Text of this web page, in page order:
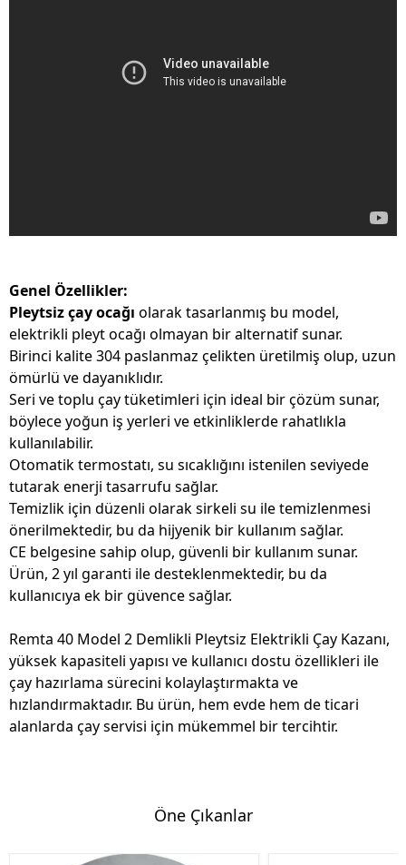
Genel Özellikler:
Pleytsiz çay ocağı olarak tasarlanmış bu model,
elektrikli pleyt ocağı olmayan bir alternatif sunar.
Birinci kalite 304 paslanmaz çelikten üretilmiş olup, uzun
ömürlü ve dayanıklıdır.
Seri ve toplu çay tüketimleri için ideal bir çözüm sunar,
böylece yoğun iş yerleri ve etkinliklerde rahatlıkla
kullanılabilir.
Otomatik termostatı, su sıcaklığını istenilen seviyede
tutarak enerji tasarrufu sağlar.
Temizlik için düzenli olarak sirkeli su ile temizlenmesi
önerilmektedir, bu da hijyenik bir kullanım sağlar.
CE belgesine sahip olup, güvenli bir kullanım sunar.
Ürün, 2 yıl garanti ile desteklenmektedir, bu da
kullanıcıya ek bir güvence sağlar.
Remta 40 Model 2 Demlikli Pleytsiz Elektrikli Çay Kazanı,
yüksek kapasiteli yapısı ve kullanıcı dostu özellikleri ile
çay hazırlama sürecini kolaylaştırmakta ve
hızlandırmaktadır. Bu ürün, hem evde hem de ticari
alanlarda çay servisi için mükemmel bir tercihtir.
Öne Çıkanlar